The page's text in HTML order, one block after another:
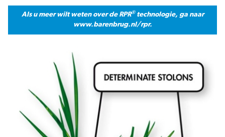
Als u meer wilt weten over de RPR®technologie, ga naar
www.barenbrug.nl/rpr.